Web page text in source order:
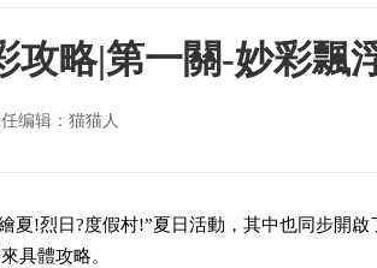
攻略|第一關-妙彩飄
编辑：猫猫人
夏!烈日?度假村!”夏日活動，其中也同步開
具體攻略。